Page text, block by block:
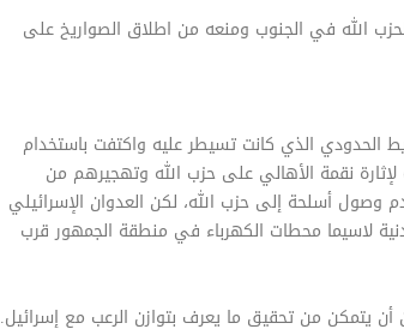
الله في الجنوب ومنعه من اطلاق الصواريخ على
الحدودي الذي كانت تسيطر عليه واكتفت باستخدام
نقمة الأهالي على حزب الله وتهجيرهم من
وصول أسلحة إلى حزب الله، لكن العدوان الإسرائيلي
لاسيما محطات الكهرباء في منطقة الجمهور قرب
يتمكن من تحقيق ما يعرف بتوازن الرعب مع إسرائيل.